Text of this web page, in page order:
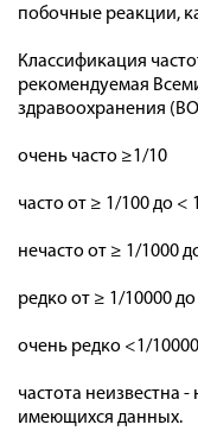
побочные реакции,
Классификация
рекомендуемая
здравоохранения
очень часто ≥1/10
часто от ≥ 1/100 до <
нечасто от ≥ 1/1000
редко от ≥ 1/10000
очень редко <1/10000
частота неизвестна
имеющихся данных.